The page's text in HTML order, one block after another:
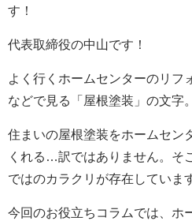
す！
代表取締役の中山です！
よく行くホームセンターのリフ
などで見る「屋根塗装」の文字。
住まいの屋根塗装をホームセン
くれる…訳ではありません。 そ
ではのカラクリが存在していま
今回のお役立ちコラムでは、ホ